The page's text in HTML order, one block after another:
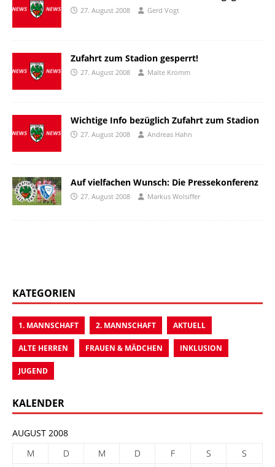
27. August 2008 Gerd Vogt
Zufahrt zum Stadion gesperrt!
27. August 2008 Malte Kromm
Wichtige Info bezüglich Zufahrt zum Stadion
27. August 2008 Andreas Hahn
Auf vielfachen Wunsch: Die Pressekonferenz
27. August 2008 Markus Wolsiffer
KATEGORIEN
1. MANNSCHAFT 2. MANNSCHAFT AKTUELL
ALTE HERREN FRAUEN & MÄDCHEN INKLUSION
JUGEND
KALENDER
AUGUST 2008
M
D M D F S
S